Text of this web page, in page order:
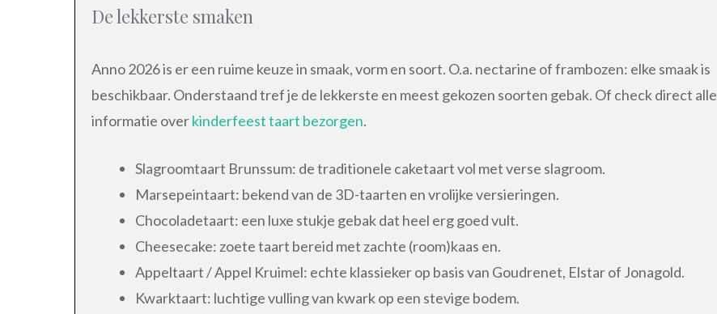
De lekkerste smaken
Anno 2026 is er een ruime keuze in smaak, vorm en soort. O.a. nectarine of frambozen: elke smaak is
beschikbaar. Onderstaand tref je de lekkerste en meest gekozen soorten gebak. Of check direct alle
informatie overkinderfeest taart bezorgen.
Slagroomtaart Brunssum: de traditionele caketaart vol met verse slagroom.
Marsepeintaart: bekend van de 3D-taarten en vrolijke versieringen.
Chocoladetaart: een luxe stukje gebak dat heel erg goed vult.
Cheesecake: zoete taart bereid met zachte (room)kaas en.
Appeltaart / Appel Kruimel: echte klassieker op basis van Goudrenet, Elstar of Jonagold.
Kwarktaart: luchtige vulling van kwark op een stevige bodem.